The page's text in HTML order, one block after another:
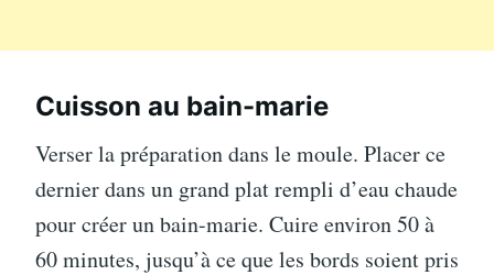
Cuisson au bain-marie
Verser la préparation dans le moule. Placer ce
dernier dans un grand plat rempli d’eau chaude
pour créer un bain-marie. Cuire environ 50 à
60 minutes, jusqu’à ce que les bords soient pris